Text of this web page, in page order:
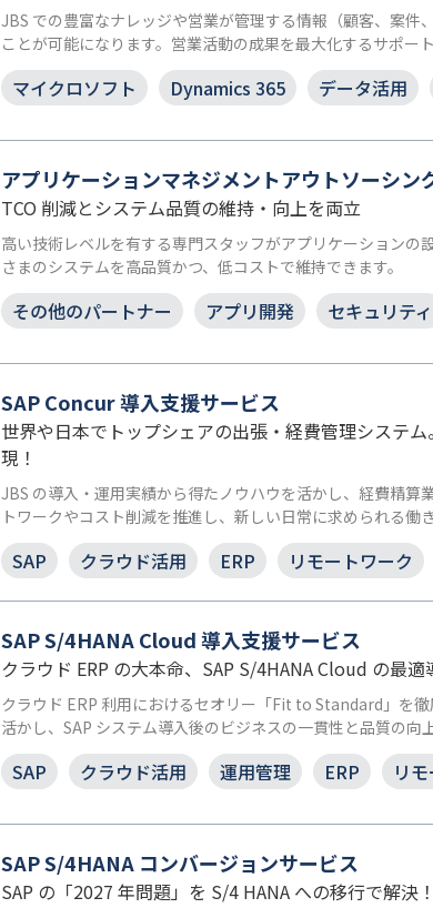
JBS での豊富なナレッジや営業が管理する情報（顧客、案
ことが可能になります。営業活動の成果を最大化するサポート
マイクロソフト Dynamics 365 データ活用
アプリケーションマネジメントアウトソーシン
TCO 削減とシステム品質の維持・向上を両立
高い技術レベルを有する専門スタッフがアプリケーション
さまのシステムを高品質かつ、低コストで維持できます。
その他のパートナー アプリ開発 セキュリティ
SAP Concur 導入支援サービス
世界や日本でトップシェアの出張・経費管理システ
現！
JBS の導入・運用実績から得たノウハウを活かし、経費精
トワークやコスト削減を推進し、新しい日常に求められる働
SAP クラウド活用 ERP リモートワーク
SAP S/4HANA Cloud 導入支援サービス
クラウド ERP の大本命、SAP S/4HANA Cloud の最適
クラウド ERP 利用におけるセオリー「Fit to Standard」を
活かし、SAP システム導入後のビジネスの一貫性と品質の向
SAP クラウド活用 運用管理 ERP リ
SAP S/4HANA コンバージョンサービス
SAP の「2027 年問題」を S/4 HANA への移行で解決！